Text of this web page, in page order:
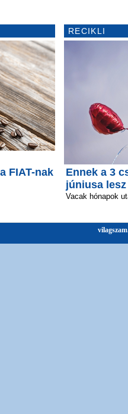
FIAT-nak
RECIKLI
Ennek a 3
júniusa lesz
Vacak hónapok